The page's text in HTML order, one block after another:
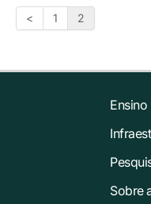
< 1 2
Ensino
Sobre